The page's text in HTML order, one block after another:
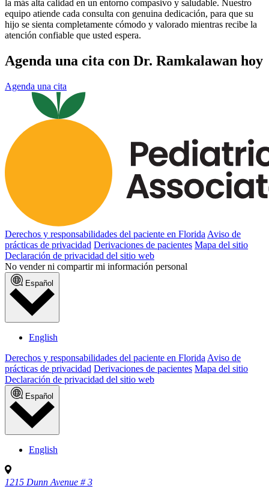
la más alta calidad en un entorno compasivo y saludable. Nuestro
equipo atiende cada consulta con genuina dedicación, para que su
hijo se sienta completamente cómodo y valorado mientras recibe la
atención confiable que usted espera.
Agenda una cita con Dr. Ramkalawan hoy
Agenda una cita
Derechos y responsabilidades del paciente en Florida Aviso de
prácticas de privacidad Derivaciones de pacientes Mapa del sitio
Declaración de privacidad del sitio web
No vender ni compartir mi información personal
Español
English
Derechos y responsabilidades del paciente en Florida Aviso de
prácticas de privacidad Derivaciones de pacientes Mapa del sitio
Declaración de privacidad del sitio web
Español
English
1215 Dunn Avenue # 3